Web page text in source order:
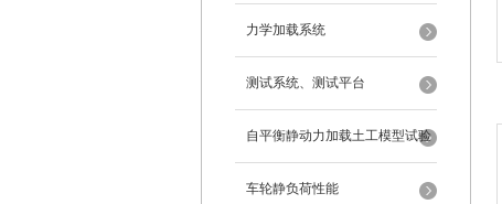
力学加载系统
测试系统、测试平台
自平衡静动力加载土工模型试验
系统
车轮静负荷性能